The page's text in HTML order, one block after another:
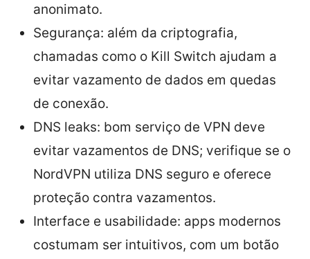
anonimato.
Segurança: além da criptografia,
chamadas como o Kill Switch ajudam a
evitar vazamento de dados em quedas
de conexão.
DNS leaks: bom serviço de VPN deve
evitar vazamentos de DNS; verifique se o
NordVPN utiliza DNS seguro e oferece
proteção contra vazamentos.
Interface e usabilidade: apps modernos
costumam ser intuitivos, com um botão